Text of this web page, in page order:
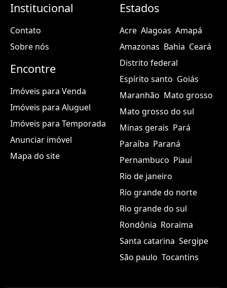
Institucional
Contato
Sobre nós
Encontre
Imóveis para Venda
Imóveis para Aluguel
Imóveis para Temporada
Anunciar imóvel
Mapa do site
Estados
Acre Alagoas Amapá
Amazonas Bahia Ceará
Distrito federal
Espírito santo Goiás
Maranhão Mato grosso
Mato grosso do sul
Minas gerais Pará
Paraíba Paraná
Pernambuco Piauí
Rio de janeiro
Rio grande do norte
Rio grande do sul
Rondônia Roraima
Santa catarina Sergipe
São paulo Tocantins